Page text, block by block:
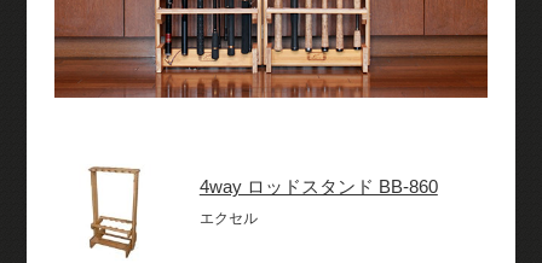
4way ロッドスタンド BB-860
エクセル